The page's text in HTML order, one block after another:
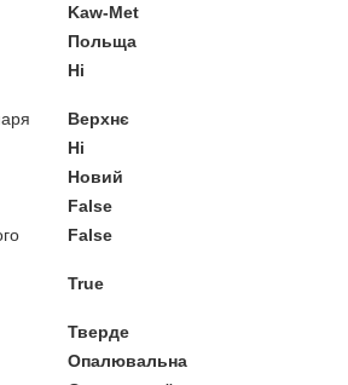
Kaw-Met
Польща
Ні
Верхнє
Ні
Новий
False
False
True
Тверде
Опалювальна